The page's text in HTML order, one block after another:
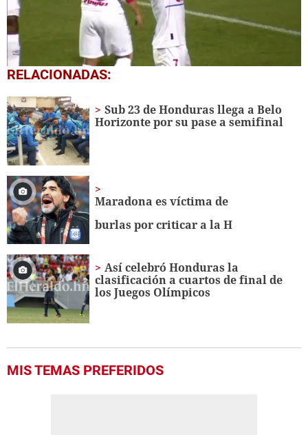
1
second
1
minute,
4
seconds
RELACIONADAS:
Sub 23 de Honduras llega a Belo
Horizonte por su pase a semifinal
Maradona es víctima de
burlas por criticar a la H
Así celebró Honduras la
clasificación a cuartos de final de
los Juegos Olímpicos
MIS TEMAS PREFERIDOS